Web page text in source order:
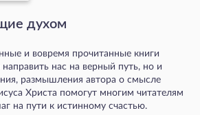
духом
и вовремя прочитанные книги
нас на верный путь, но и
размышления автора о смысле
Христа помогут многим читателям
на пути к истинному счастью.